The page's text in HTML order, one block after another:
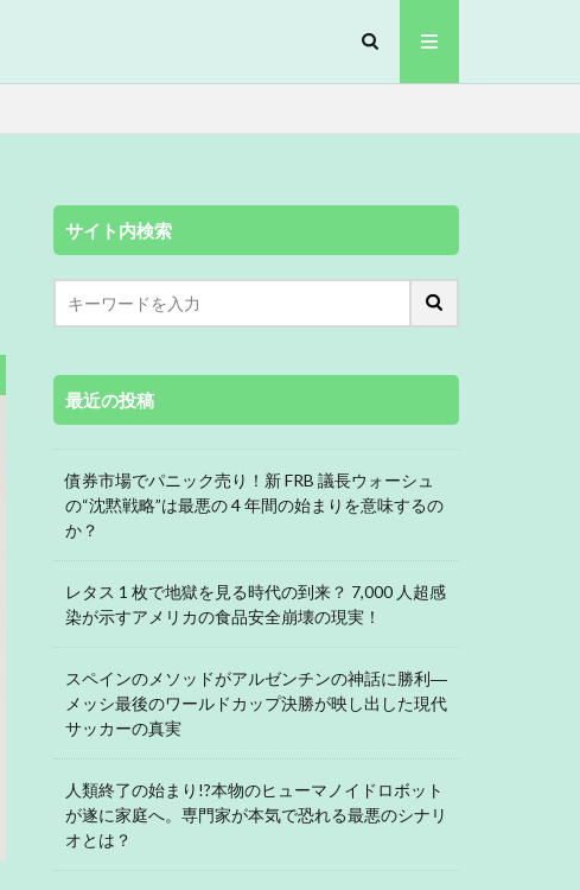
サイト内検索
最近の投稿
債券市場でパニック売り！新 FRB 議長ウォーシュ
の“沈黙戦略”は最悪の 4 年間の始まりを意味するの
か？
レタス 1 枚で地獄を見る時代の到来？ 7,000 人超感
染が示すアメリカの食品安全崩壊の現実！
スペインのメソッドがアルゼンチンの神話に勝利―
メッシ最後のワールドカップ決勝が映し出した現代
サッカーの真実
人類終了の始まり!?本物のヒューマノイドロボット
が遂に家庭へ。専門家が本気で恐れる最悪のシナリ
オとは？